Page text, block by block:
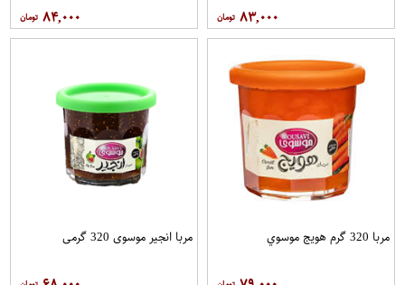
۸۳,۰۰۰ ۸۴,۰۰۰
مربا 320 گرم هویج موسوي مربا انجیر موسوی 320 گرمی